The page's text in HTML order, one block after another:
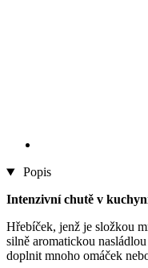
Popis
Intenzivní chutě v
Hřebíček, jenž je složkou
silně aromatickou
doplnit mnoho omáček